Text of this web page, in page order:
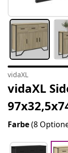
vidaXL
vidaXL
Farbe(8